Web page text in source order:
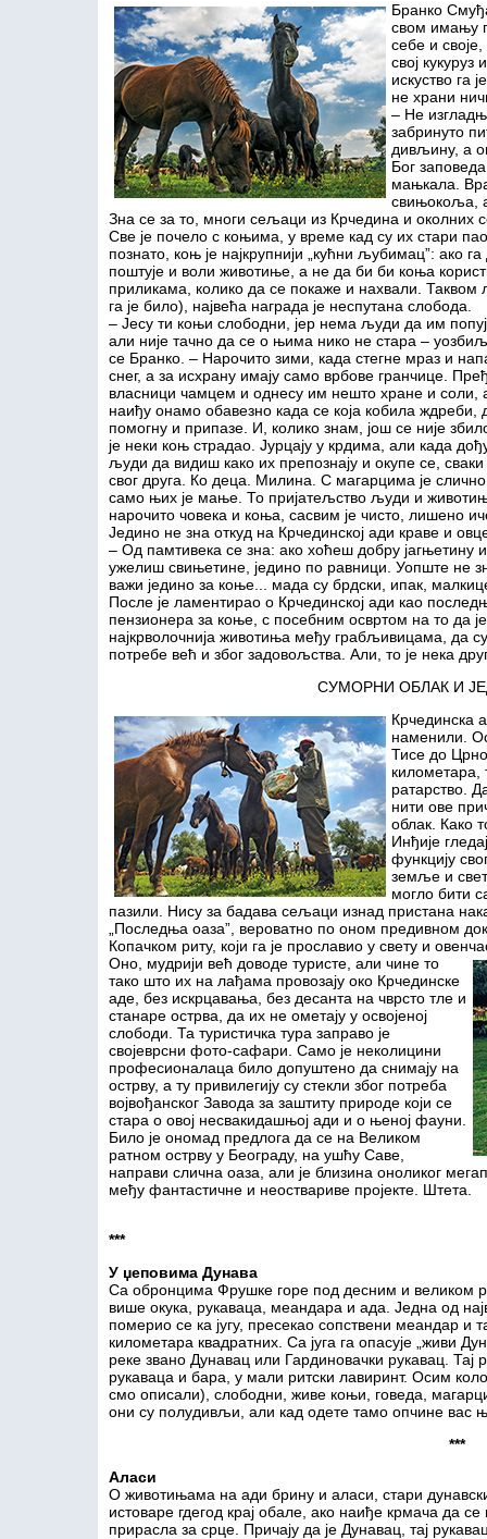
Бранко
свом имању
себе и
свој
искуство га
не храни
– Не
забринуто
дивљину, а
Бог
мањкала.
свињокоља,
Зна се за то, многи сељаци из Крчедина и околних
Све је почело с коњима, у време кад су их стари
познато, коњ је најкрупнији „кућни љубимац”: ако
поштује и воли животиње, а не да би би коња
приликама, колико да се покаже и нахвали. Таквом
га је било), највећа награда је неспутана слобода.
– Јесу ти коњи слободни, јер нема људи да им
али није тачно да се о њима нико не стара –
се Бранко. – Нарочито зими, када стегне мраз и
снег, а за исхрану имају само врбове гранчице.
власници чамцем и однесу им нешто хране и соли,
наиђу онамо обавезно када се која кобила ждреби,
помогну и припазе. И, колико знам, још се није
је неки коњ страдао. Јурцају у крдима, али када
људи да видиш како их препознају и окупе се, сваки
свог друга. Ко деца. Милина. С магарцима је
само њих је мање. То пријатељство људи и
нарочито човека и коња, сасвим је чисто, лишено
Једино не зна откуд на Крчединској ади краве и
– Од памтивека се зна: ако хоћеш добру јагњетину
ужелиш свињетине, једино по равници. Уопште не
важи једино за коње... мада су брдски, ипак,
После је ламентирао о Крчединској ади као
пензионера за коње, с посебним освртом на то да
најкрволочнија животиња међу грабљивицама, да
потребе већ и због задовољства. Али, то је нека
СУМОРНИ ОБЛАК И
Крчединска
наменили.
Тисе до
километара,
ратарство.
нити ове
облак. Како
Инђије
функцију
земље и
могло бити
пазили. Нису за бадава сељаци изнад пристана
„Последња оаза”, вероватно по оном предивном
Копачком риту, који га је прославио у свету и
Оно, мудрији већ доводе туристе, али чине то
тако што их на лађама провозају око Крчединске
аде, без искрцавања, без десанта на чврсто тле и
станаре острва, да их не ометају у освојеној
слободи. Та туристичка тура заправо је
својеврсни фото-сафари. Само је неколицини
професионалаца било допуштено да снимају на
острву, а ту привилегију су стекли због потреба
војвођанског Завода за заштиту природе који се
стара о овој несвакидашњој ади и о њеној фауни.
Било је ономад предлога да се на Великом
ратном острву у Београду, на ушћу Саве,
направи слична оаза, али је близина оноликог
међу фантастичне и неоствариве пројекте. Штета.
***
У џеповима Дунава
Са обронцима Фрушке горе под десним и великом
више окука, рукаваца, меандара и ада. Једна од
померио се ка југу, пресекао сопствени меандар и
километара квадратних. Са југа га опасује „живи
реке звано Дунавац или Гардиновачки рукавац. Тај
рукаваца и бара, у мали ритски лавиринт. Осим
смо описали), слободни, живе коњи, говеда,
они су полудивљи, али кад одете тамо опчине вас
***
Аласи
О животињама на ади брину и аласи, стари
истоваре гдегод крај обале, ако наиђе крмача да
прирасла за срце. Причају да је Дунавац, тај